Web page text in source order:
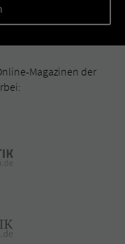
Magazinen der